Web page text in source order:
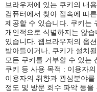
브라우저에 있는 쿠키의 내
컴퓨터에서 찾아 접속에 따
제공할 수 있습니다. 쿠키는
개인적으로 식별하지는 않
있습니다. 웹브라우저의 옵
받아들이거나, 쿠키가 설치
모든 쿠키를 거부할 수 있는
쿠키 등 사용 목적 : 이용자
이용자의 취향과 관심분야
정도 및 방문 회수 파악 등